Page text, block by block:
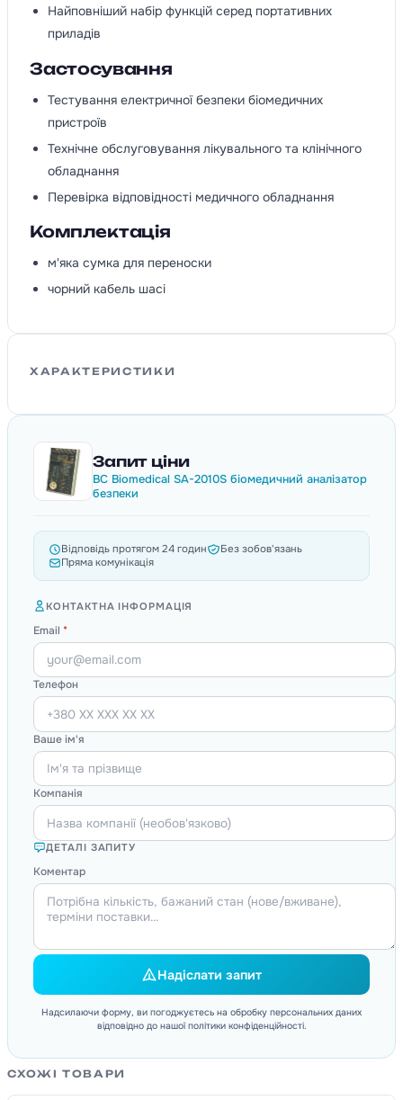
Найповніший набір функцій серед портативних
приладів
Застосування
Тестування електричної безпеки біомедичних
пристроїв
Технічне обслуговування лікувального та клінічного
обладнання
Перевірка відповідності медичного обладнання
Комплектація
м'яка сумка для переноски
чорний кабель шасі
ХАРАКТЕРИСТИКИ
Запит ціни
BC Biomedical SA-2010S біомедичний аналізатор
безпеки
Відповідь протягом 24 годин
Без зобов'язань
Пряма комунікація
КОНТАКТНА ІНФОРМАЦІЯ
Email *
Телефон
Ваше ім'я
Компанія
ДЕТАЛІ ЗАПИТУ
Коментар
Надіслати запит
Надсилаючи форму, ви погоджуєтесь на обробку персональних даних
відповідно до нашої політики конфіденційності.
СХОЖІ ТОВАРИ